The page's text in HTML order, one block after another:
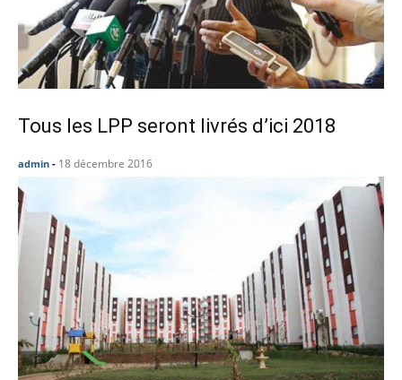
Tous les LPP seront livrés d’ici 2018
admin - 18 décembre 2016